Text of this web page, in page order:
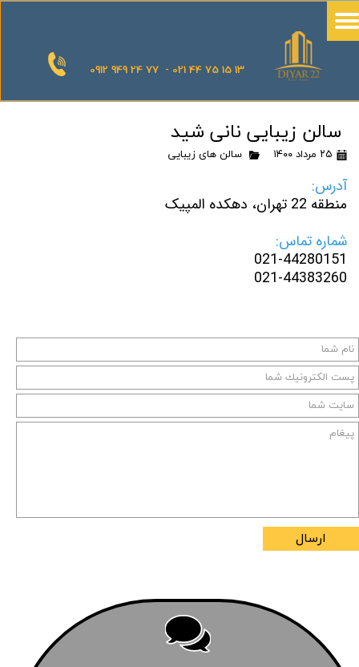
0912 949 24 77 - 021 44 75 15 13
سالن زیبایی نانی شید
۲۵ مرداد ۱۴۰۰ سالن های زیبایی
آدرس:
منطقه 22 تهران، دهکده المپیک
شماره تماس:
021-44280151
021-44383260
ارسال